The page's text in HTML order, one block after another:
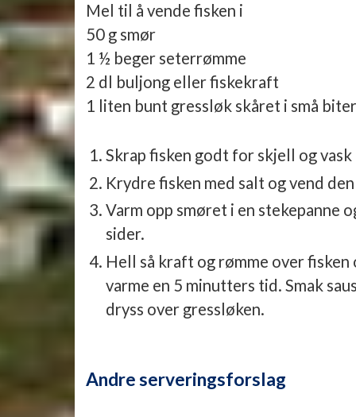
Mel til å vende fisken i
50 g smør
1 ½ beger seterrømme
2 dl buljong eller fiskekraft
1 liten bunt gressløk skåret i små biter
Skrap fisken godt for skjell og
Krydre fisken med salt og vend
Varm opp smøret i en stekepanne
sider.
Hell så kraft og rømme over fisken
varme en 5 minutters tid. Smak
dryss over gressløken.
Andre serveringsforslag